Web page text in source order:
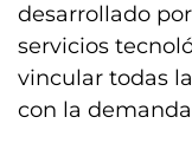
desarrollado
servicios
vincular todas
con la